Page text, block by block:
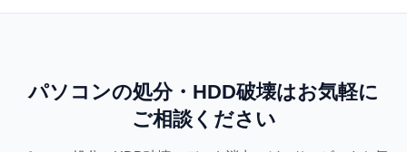
パソコンの処分・HDD破壊はお気軽に
ご相談ください